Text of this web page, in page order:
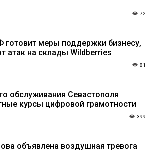
72
готовит меры поддержки бизнесу,
атак на склады Wildberries
81
обслуживания Севастополя
курсы цифровой грамотности
399
объявлена воздушная тревога